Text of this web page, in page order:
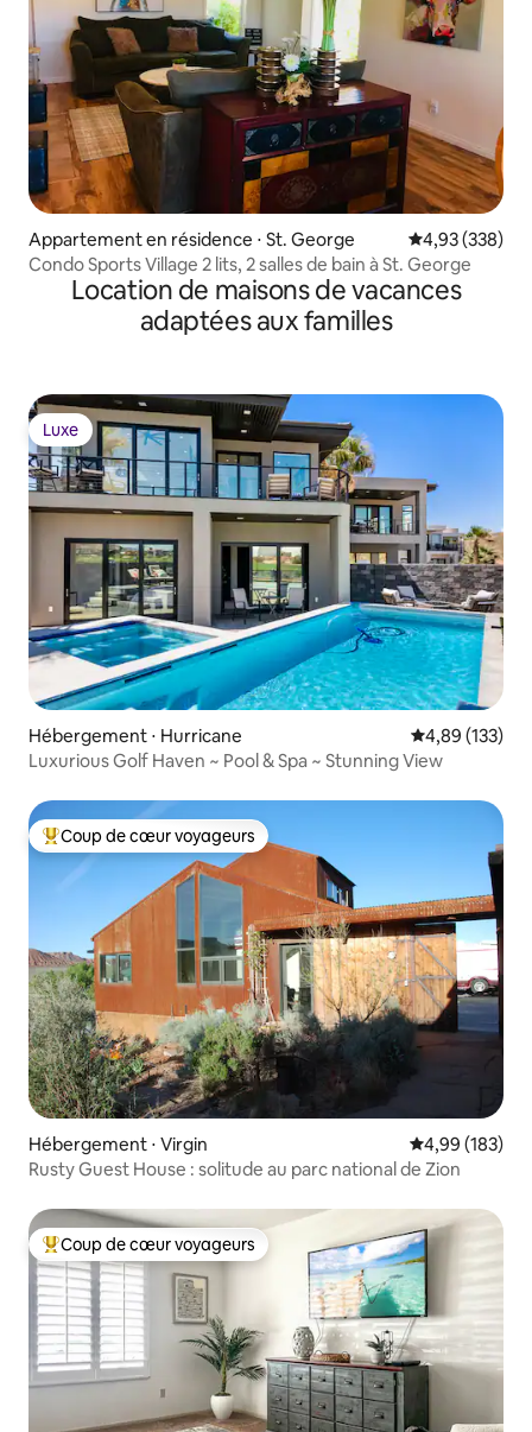
Appartement en résidence ⋅ St. George Évaluation
4,93 (338)
Condo Sports Village 2 lits, 2 salles de bain à St. George
Location de maisons de vacances
adaptées aux familles
Luxe
Luxe
Hébergement ⋅ Hurricane Évaluation
4,89 (133)
Luxurious Golf Haven ~ Pool & Spa ~ Stunning View
Coups de cœur voyageurs les plus appréciés
Coup de cœur voyageurs
Hébergement ⋅ Virgin Évaluation
4,99 (183)
Rusty Guest House : solitude au parc national de Zion
Coups de cœur voyageurs les plus appréciés
Coup de cœur voyageurs